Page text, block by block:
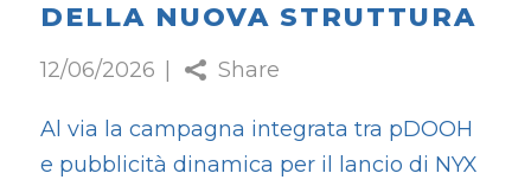
DELLA NUOVA STRUTTURA
12/06/2026 Share
Al via la campagna integrata tra pDOOH
e pubblicità dinamica per il lancio di NYX